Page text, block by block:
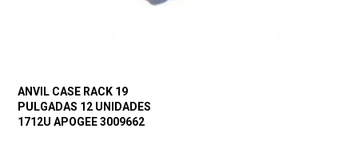
ANVIL CASE RACK 19
PULGADAS 12 UNIDADES
1712U APOGEE 3009662